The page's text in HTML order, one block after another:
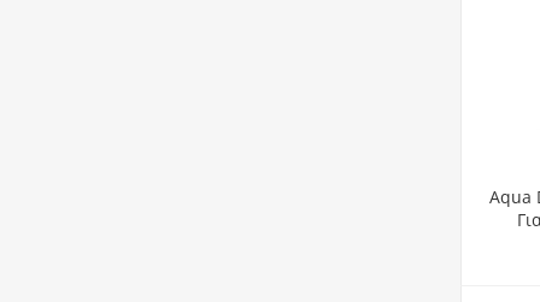
Aqua